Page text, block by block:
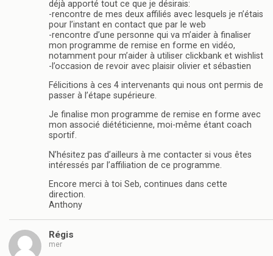
déjà apporté tout ce que je désirais:
-rencontre de mes deux affiliés avec lesquels je n’étais
pour l’instant en contact que par le web
-rencontre d’une personne qui va m’aider à finaliser
mon programme de remise en forme en vidéo,
notamment pour m’aider à utiliser clickbank et wishlist
-l’occasion de revoir avec plaisir olivier et sébastien
Félicitions à ces 4 intervenants qui nous ont permis de
passer à l’étape supérieure.
Je finalise mon programme de remise en forme avec
mon associé diététicienne, moi-même étant coach
sportif.
N’hésitez pas d’ailleurs à me contacter si vous êtes
intéressés par l’affiliation de ce programme.
Encore merci à toi Seb, continues dans cette
direction.
Anthony
Régis
mer